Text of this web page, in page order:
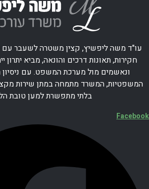
עו"ד משה ליפשיץ, קצין משטרה לשעבר עם
חקירות, תאונות דרכים והונאה, מביא יתרון
ונאשמים מול מערכת המשפט. עם
המשפטיות, המשרד מתמחה במתן שירות
בלתי מתפשרת למען טובת
Facebook